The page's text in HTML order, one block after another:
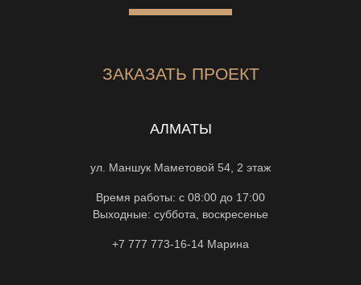
ЗАКАЗАТЬ ПРОЕКТ
АЛМАТЫ
ул. Маншук Маметовой 54, 2 этаж
Время работы: с 08:00 до 17:00
Выходные: суббота, воскресенье
+7 777 773-16-14 Марина